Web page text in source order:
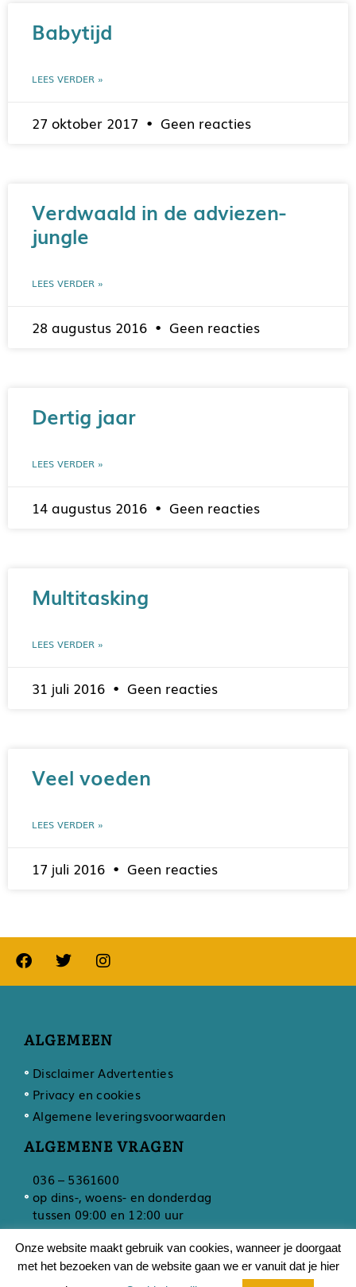
Babytijd
LEES VERDER »
27 oktober 2017 Geen reacties
Verdwaald in de adviezen-
jungle
LEES VERDER »
28 augustus 2016 Geen reacties
Dertig jaar
LEES VERDER »
14 augustus 2016 Geen reacties
Multitasking
LEES VERDER »
31 juli 2016 Geen reacties
Veel voeden
LEES VERDER »
17 juli 2016 Geen reacties
ALGEMEEN
Disclaimer Advertenties
Privacy en cookies
Algemene leveringsvoorwaarden
ALGEMENE VRAGEN
036 – 5361600
op dins-, woens- en donderdag
tussen 09:00 en 12:00 uur
Onze website maakt gebruik van cookies, wanneer je doorgaat
met het bezoeken van de website gaan we er vanuit dat je hier